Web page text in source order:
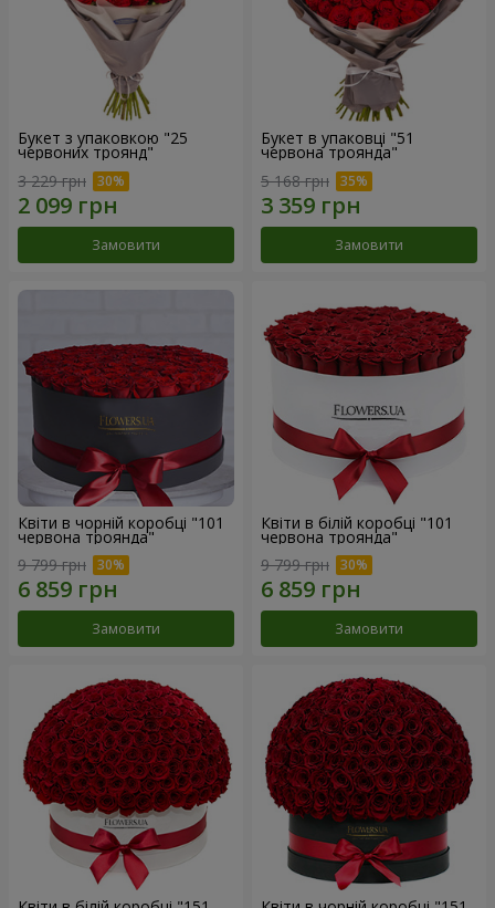
Букет з упаковкою "25
червоних троянд"
3 229 грн
Замовити
Букет в упаковці "51
червона троянда"
5 168 грн
Замовити
Квіти в чорній коробці "101
червона троянда"
9 799 грн
Замовити
Квіти в білій коробці "101
червона троянда"
9 799 грн
Замовити